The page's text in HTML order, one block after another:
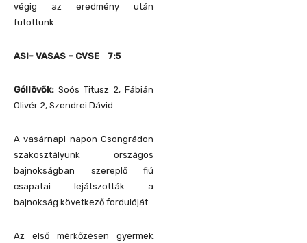
végig az eredmény után
futottunk.
ASI- VASAS – CVSE 7:5
Góllövők: Soós Titusz 2, Fábián
Olivér 2, Szendrei Dávid
A vasárnapi napon Csongrádon
szakosztályunk országos
bajnokságban szereplő fiú
csapatai lejátszották a
bajnokság következő fordulóját.
Az első mérkőzésen gyermek